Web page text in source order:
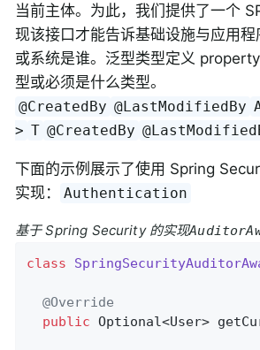
当前主体。为此，我们提供了一个
现该接口才能告诉基础设施与应用
或系统是谁。泛型类型定义
型或必须是什么类型。
@CreatedBy @LastModifiedBy
> T @CreatedBy
下面的示例展示了使用 Spring
实现：
Authentication
基于 Spring Security 的实现
class
@Override
public Optional<User>